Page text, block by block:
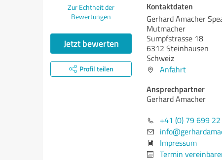
Zur Echtheit der
Bewertungen
Jetzt bewerten
Profil teilen
Kontaktdaten
Gerhard Amacher
Mutmacher
Sumpfstrasse 18
6312 Steinhausen
Schweiz
Anfahrt
Ansprechpartner
Gerhard Amacher
+41 (0) 79 699 22
Impressum
Termin